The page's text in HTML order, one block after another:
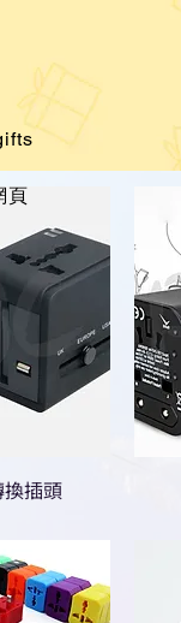
頁
插頭